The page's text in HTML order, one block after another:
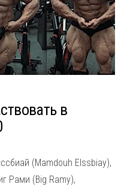
в
(Mamdouh Elssbiay),
Рами (Big Ramy),